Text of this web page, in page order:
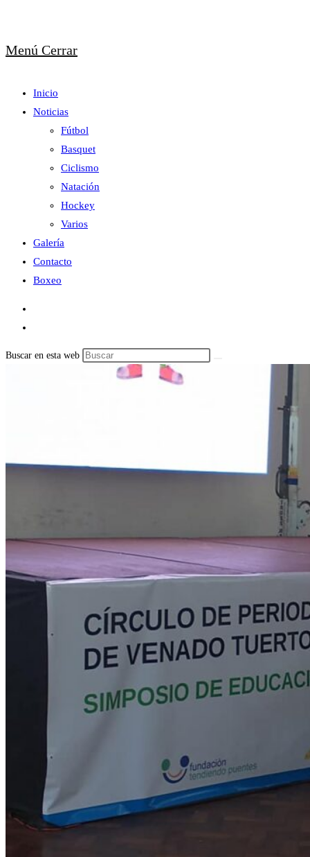
Menú Cerrar
Inicio
Noticias
Fútbol
Basquet
Ciclismo
Natación
Hockey
Varios
Galería
Contacto
Boxeo
Buscar en esta web